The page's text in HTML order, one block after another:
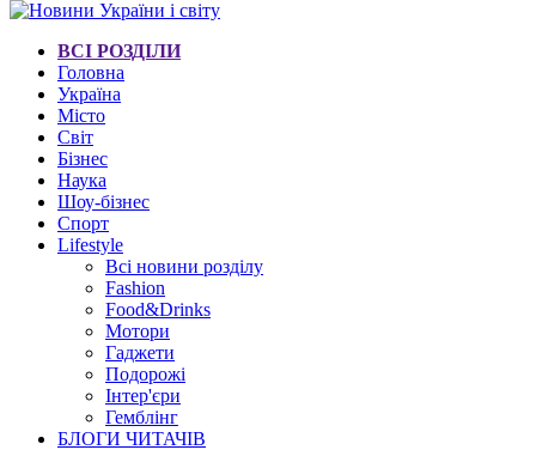
ВСІ РОЗДІЛИ
Головна
Україна
Місто
Світ
Бізнес
Наука
Шоу-бізнес
Спорт
Lifestyle
Всі новини розділу
Fashion
Food&Drinks
Мотори
Гаджети
Подорожі
Інтер'єри
Гемблінг
БЛОГИ ЧИТАЧІВ